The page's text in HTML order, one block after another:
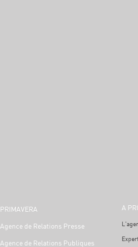
PRIMAVERA
Agence de Relations Presse
Agence de Relations Publiques
A